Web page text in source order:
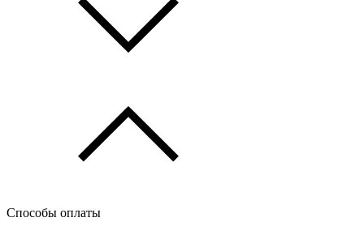
Способы оплаты